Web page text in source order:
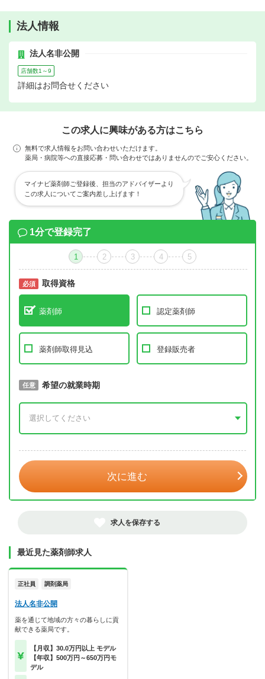
法人情報
法人名非公開
店舗数1～9
詳細はお問合せください
この求人に興味がある方はこちら
無料で求人情報をお問い合わせいただけます。
薬局・病院等への直接応募・問い合わせではありませんのでご安心ください。
マイナビ薬剤師ご登録後、担当のアドバイザーより
この求人についてご案内差し上げます！
1分で登録完了
1 2 3 4 5
必須 取得資格
薬剤師 認定薬剤師
薬剤師取得見込 登録販売者
必須 取得予定年
任意 希望の就業時期
次に進む
求人を保存する
最近見た薬剤師求人
正社員 調剤薬局
法人名非公開
薬を通じて地域の方々の暮らしに貢
献できる薬局です。
【月収】30.0万円以上 モデル
【年収】500万円～650万円モ
デル